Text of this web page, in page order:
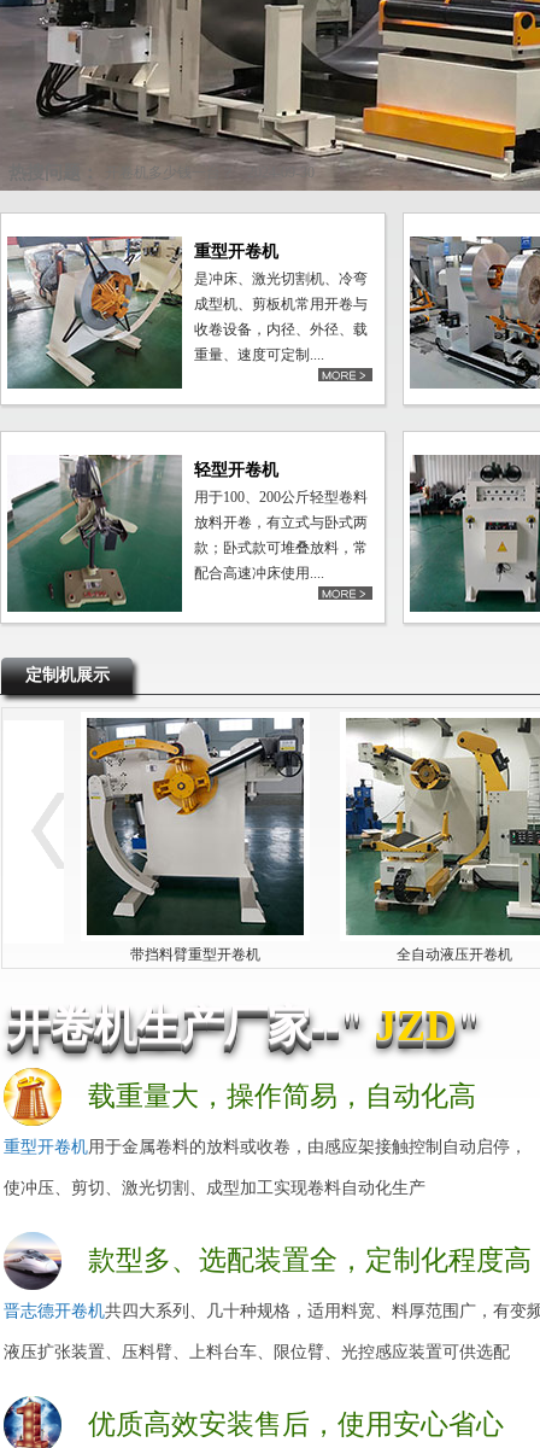
热搜问题： 开卷机多少钱一台？ 2024-09-30
重型开卷机
是冲床、激光切割机、冷弯
成型机、剪板机常用开卷与
收卷设备，内径、外径、载
重量、速度可定制....
轻型开卷机
用于100、200公斤轻型卷料
放料开卷，有立式与卧式两
款；卧式款可堆叠放料，常
配合高速冲床使用....
定制机展示
带挡料臂重型开卷机 全自动液压开卷机
开卷机生产厂家--" JZD"
载重量大，操作简易，自动化高
重型开卷机用于金属卷料的放料或收卷，由感应架接触控制自动启停，
使冲压、剪切、激光切割、成型加工实现卷料自动化生产
款型多、选配装置全，定制化程度高
晋志德开卷机共四大系列、几十种规格，适用料宽、料厚范围广，有变
液压扩张装置、压料臂、上料台车、限位臂、光控感应装置可供选配
优质高效安装售后，使用安心省心